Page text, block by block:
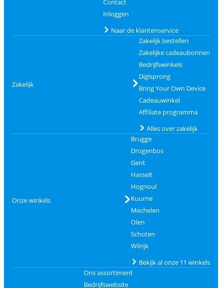
Contact
Inloggen
Naar de klantenservice
Zakelijk
Zakelijk bestellen
Zakelijke cadeaubonnen
Bedrijfswinkels
Digisprong
Bring Your Own Device
Cadeauwinkel
Affiliate programma
Alles over zakelijk
Onze winkels
Brugge
Drogenbos
Gent
Hasselt
Hognoul
Kuurne
Mechelen
Olen
Schoten
Wilrijk
Bekijk al onze 11 winkels
Ons assortiment
Bedrijfswebsite